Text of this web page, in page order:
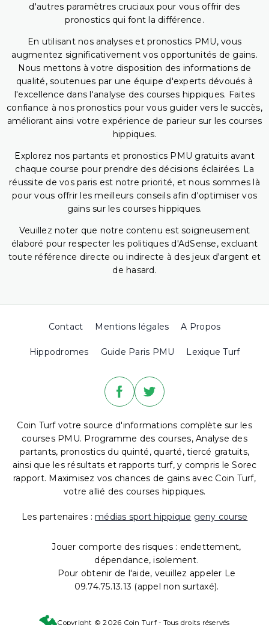
d'autres paramètres cruciaux pour vous offrir des
pronostics qui font la différence.
En utilisant nos analyses et pronostics PMU, vous
augmentez significativement vos opportunités de gains.
Nous mettons à votre disposition des informations de
qualité, soutenues par une équipe d'experts dévoués à
l'excellence dans l'analyse des courses hippiques. Faites
confiance à nos pronostics pour vous guider vers le succès,
améliorant ainsi votre expérience de parieur sur les courses
hippiques.
Explorez nos partants et pronostics PMU gratuits avant
chaque course pour prendre des décisions éclairées. La
réussite de vos paris est notre priorité, et nous sommes là
pour vous offrir les meilleurs conseils afin d'optimiser vos
gains sur les courses hippiques.
Veuillez noter que notre contenu est soigneusement
élaboré pour respecter les politiques d'AdSense, excluant
toute référence directe ou indirecte à des jeux d'argent et
de hasard.
Contact Mentions légales A Propos
Hippodromes Guide Paris PMU Lexique Turf
Coin Turf votre source d'informations complète sur les
courses PMU. Programme des courses, Analyse des
partants, pronostics du quinté, quarté, tiercé gratuits,
ainsi que les résultats et rapports turf, y compris le Sorec
rapport. Maximisez vos chances de gains avec Coin Turf,
votre allié des courses hippiques.
Les partenaires : médias sport hippique geny course
Jouer comporte des risques : endettement,
dépendance, isolement.
Pour obtenir de l'aide, veuillez appeler Le
09.74.75.13.13 (appel non surtaxé).
Copyright © 2026 Coin Turf - Tous droits réservés